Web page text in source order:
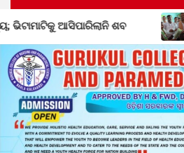
ଶବ ବିରଞ୍ଚିପୁର